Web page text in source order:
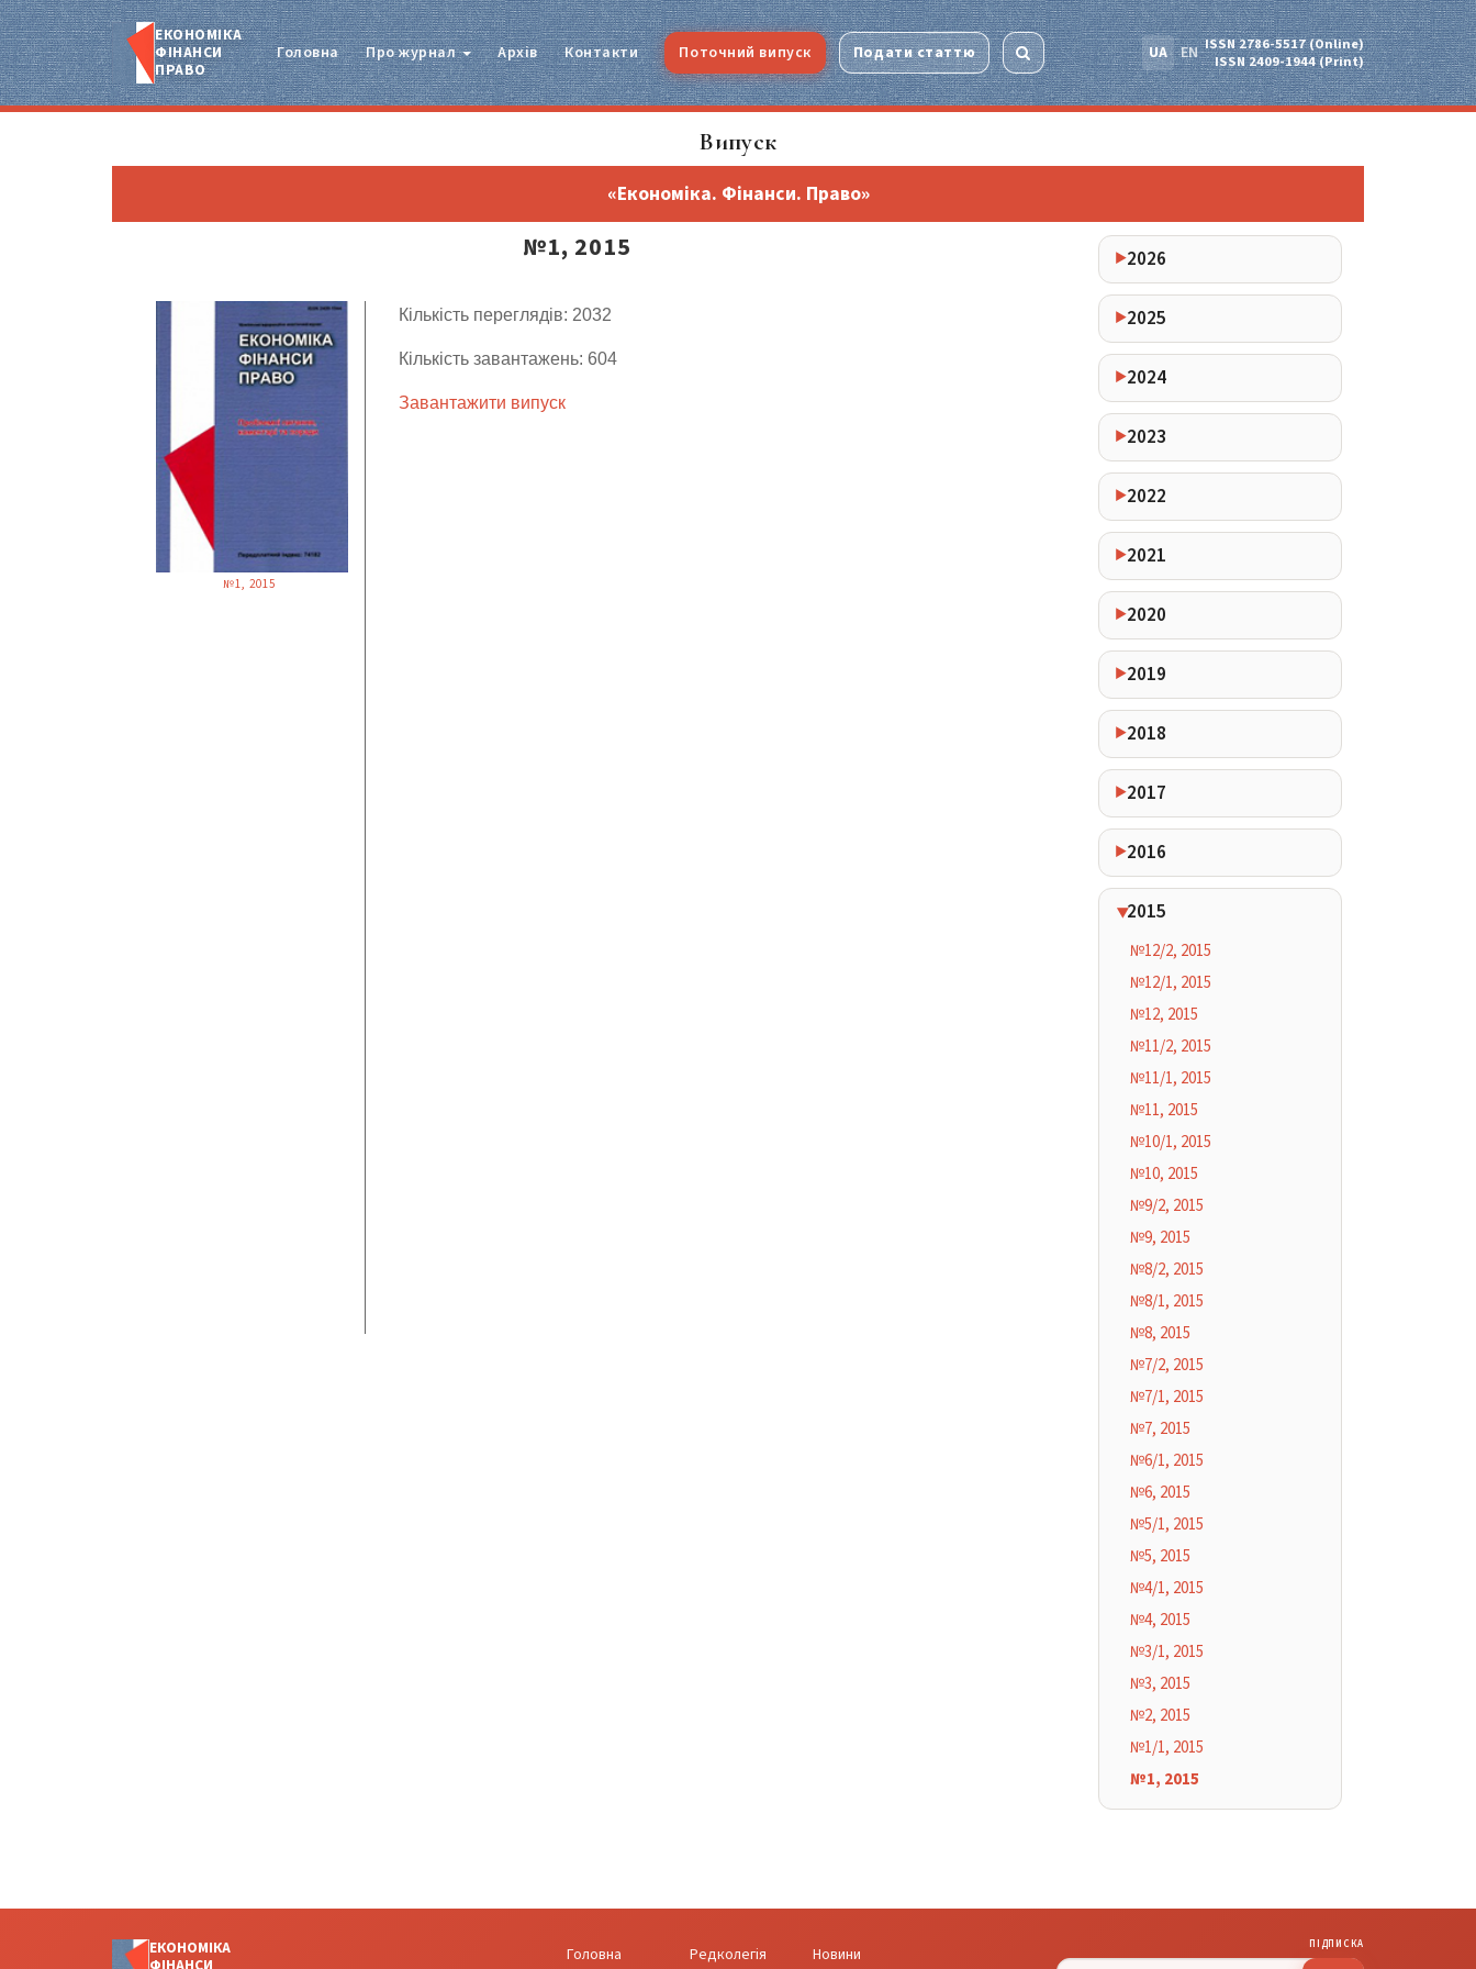
ЕКОНОМІКА
ФІНАНСИ
ПРАВО
Головна Про журнал Архів Контакти Поточний випуск Подати статтю UA EN ISSN 2786-5517 (Online)
ISSN 2409-1944 (Print)
Випуск
«Економіка. Фінанси. Право»
№1, 2015
№1, 2015
Кількість переглядів: 2032
Кількість завантажень: 604
Завантажити випуск
2026
2025
2024
2023
2022
2021
2020
2019
2018
2017
2016
2015
№12/2, 2015
№12/1, 2015
№12, 2015
№11/2, 2015
№11/1, 2015
№11, 2015
№10/1, 2015
№10, 2015
№9/2, 2015
№9, 2015
№8/2, 2015
№8/1, 2015
№8, 2015
№7/2, 2015
№7/1, 2015
№7, 2015
№6/1, 2015
№6, 2015
№5/1, 2015
№5, 2015
№4/1, 2015
№4, 2015
№3/1, 2015
№3, 2015
№2, 2015
№1/1, 2015
№1, 2015
ЕКОНОМІКА
Головна Редколегія Новини ПІДПИСКА